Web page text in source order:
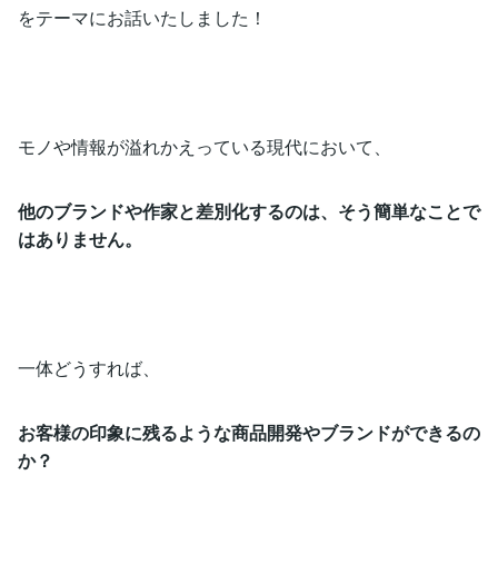
をテーマにお話いたしました！
モノや情報が溢れかえっている現代において、
他のブランドや作家と差別化するのは、そう簡単なことで
はありません。
一体どうすれば、
お客様の印象に残るような商品開発やブランドができるの
か？